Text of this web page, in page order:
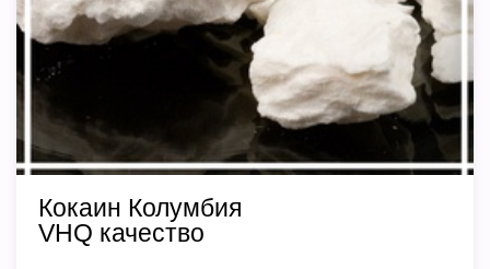
Кокаин Колумбия
VHQ качество